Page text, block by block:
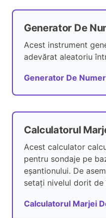
Generator De
Acest instrument
adevărat aleatoriu
Generator De
Calculatorul
Acest calculator
pentru sondaje pe
eșantionului. De
setați nivelul dorit de
Calculatorul Marjei